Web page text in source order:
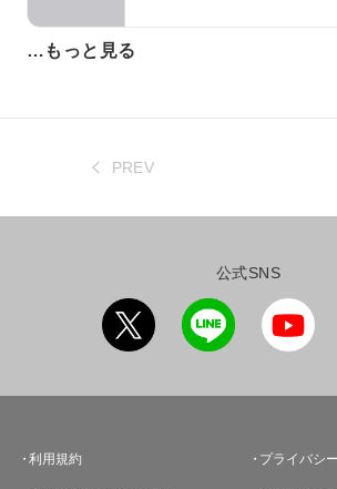
…もっと見る
PREV
公式SNS
利用規約 プライバシ